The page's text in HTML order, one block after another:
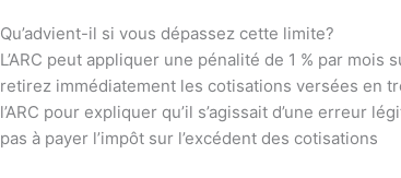
Qu’advient-il si vous dépassez cette limite?
L’ARC peut appliquer une pénalité de 1 % par
retirez immédiatement les cotisations versées en
l’ARC pour expliquer qu’il s’agissait d’une erreur
pas à payer l’impôt sur l’excédent des cotisations